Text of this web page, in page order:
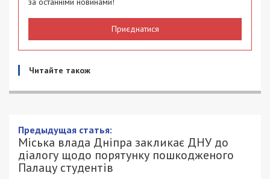
Приєднатися
Читайте також
Предыдущая статья:
Міська влада Дніпра закликає ДНУ до
діалогу щодо порятунку пошкодженого
Палацу студентів